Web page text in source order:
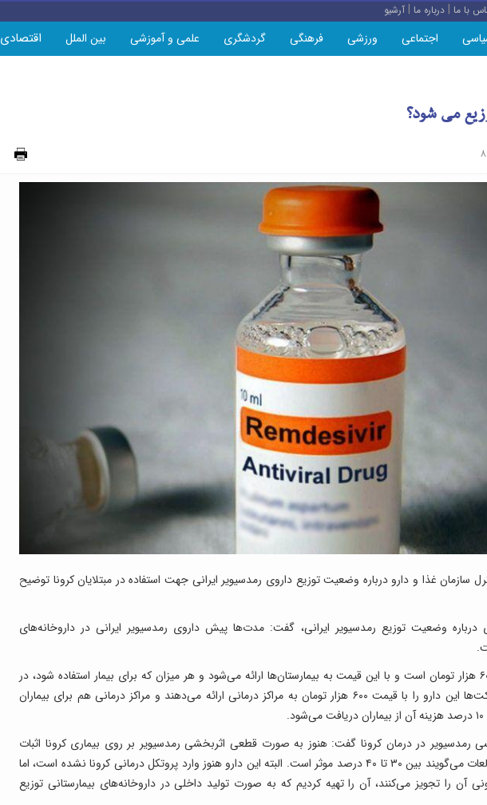
با ما |درباره ما |آرشیو
اجتماعی ورزشی فرهنگی گردشگری علمی و آموزشی بین الملل اقتصادی
می شود؟
سازمان غذا و دارو درباره وضعیت توزیع داروی رمدسیویر ایرانی جهت استفاده در مبتلایان کرونا توضیح
وضعیت توزیع رمدسیویر ایرانی، گفت: مدت‌ها پیش داروی رمدسیویر ایرانی در داروخانه‌های
وی افزود: قیمت این دارو ۶۰۰ هزار تومان است و با این قیمت به بیمارستان‌ها ارائه می‌شود و هر میزان که برای بیمار استفاده شود، در
پرونده‌اش درج می‌شود. شرکت‌ها این دارو را با قیمت ۶۰۰ هزار تومان به مراکز درمانی ارائه می‌دهند و مراکز درمانی هم برای بیماران
رمدسیویر در درمان کرونا گفت: هنوز به صورت قطعی اثربخشی رمدسیویر بر روی بیماری کرونا اثبات
نشده است. منتها برخی مطالعات می‌گویند بین ۳۰ تا ۴۰ درصد موثر است. البته این دارو هنوز وارد پروتکل درمانی کرونا نشده است، اما
آن را تجویز می‌کنند، آن را تهیه کردیم که به صورت تولید داخلی در داروخانه‌های بیمارستانی توزیع